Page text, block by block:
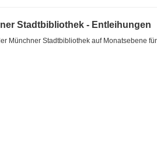
Stadtbibliothek - Entleihungen
Münchner Stadtbibliothek auf Monatsebene